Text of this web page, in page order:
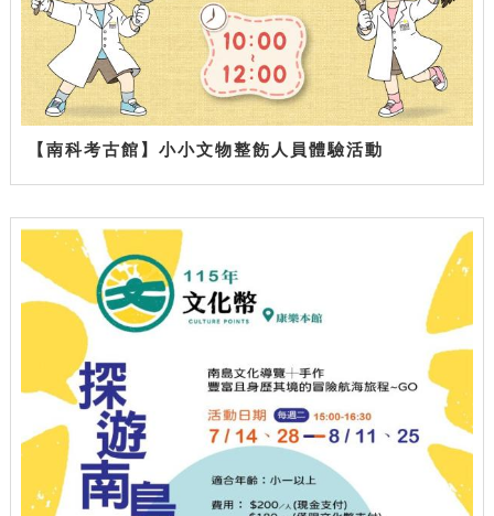
【南科考古館】小小文物整飭人員體驗活動